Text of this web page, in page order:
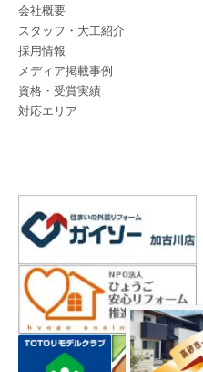
会社概要
スタッフ・大工紹介
採用情報
メディア掲載事例
資格・受賞実績
対応エリア